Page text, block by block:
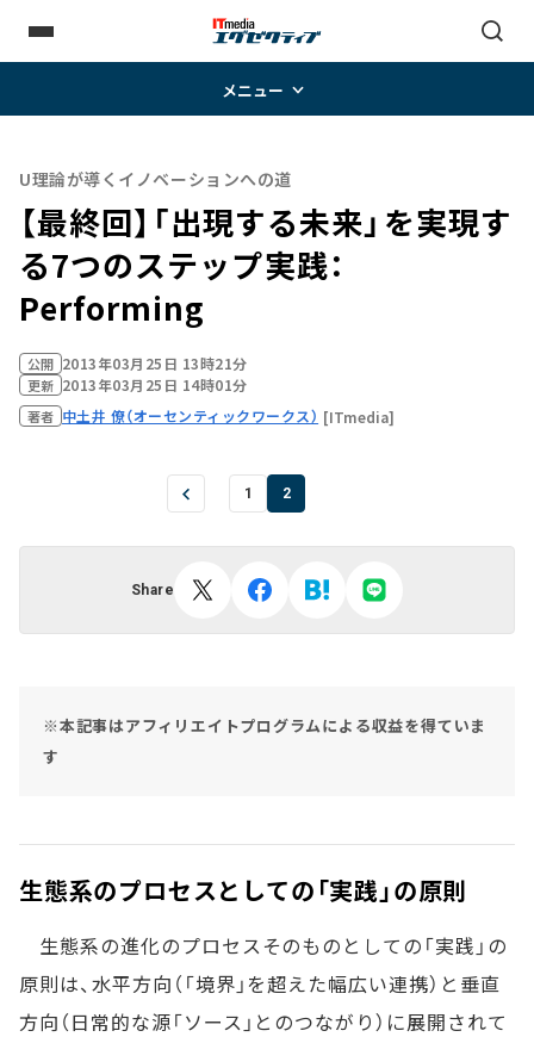
メニュー
U理論が導くイノベーションへの道
【最終回】「出現する未来」を実現す
る7つのステップ――実践：
Performing
公開 2013年03月25日 13時21分
更新 2013年03月25日 14時01分
著者 中土井 僚（オーセンティックワークス） [ITmedia]
1 2
Share
※本記事はアフィリエイトプログラムによる収益を得ていま
す
生態系のプロセスとしての「実践」の原則
生態系の進化のプロセスそのものとしての「実践」の
原則は、水平方向（「境界」を超えた幅広い連携）と垂直
方向（日常的な源「ソース」とのつながり）に展開されて